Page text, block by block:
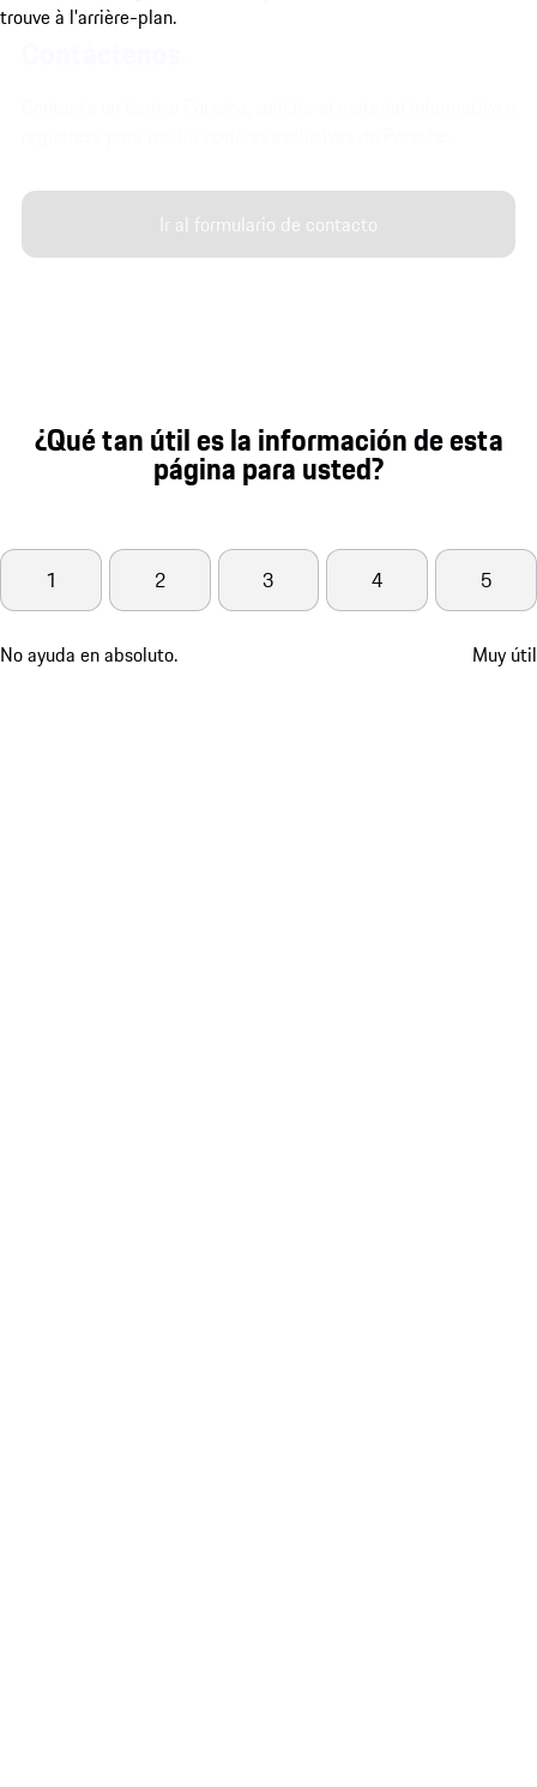
Ir al formulario de contacto
¿Qué tan útil es la información de esta
página para usted?
No ayuda en absoluto.
1 2 3 4 5
Muy útil